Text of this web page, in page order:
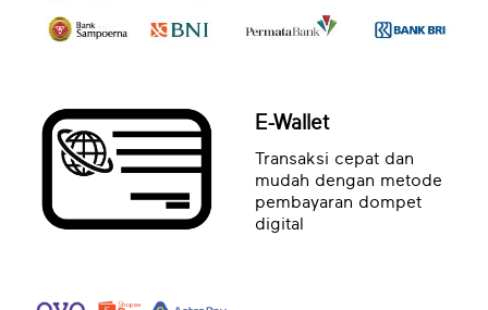
E-Wallet
Transaksi cepat dan
mudah dengan metode
pembayaran dompet
digital